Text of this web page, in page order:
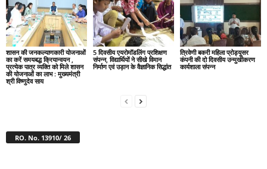
शासन की जनकल्याणकारी योजनाओं
का करें समयबद्ध क्रियान्वयन ,
प्रत्येक पात्र व्यक्ति को मिले शासन
की योजनाओं का लाभ : मुख्यमंत्री
श्री विष्णुदेव साय
5 दिवसीय एयरोमॉडलिंग प्रशिक्षण
संपन्न, विद्यार्थियों ने सीखे विमान
निर्माण एवं उड़ान के वैज्ञानिक सिद्धांत
त्रिवेणी बकरी महिला प्रोड्यूसर
कंपनी की दो दिवसीय उन्मुखीकरण
कार्यशाला संपन्न
RO. No. 13910/ 26